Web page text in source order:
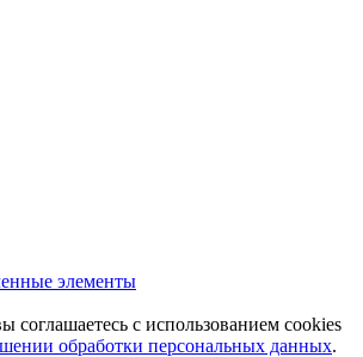
элементы
соглашаетесь с использованием cookies
обработки персональных данных.